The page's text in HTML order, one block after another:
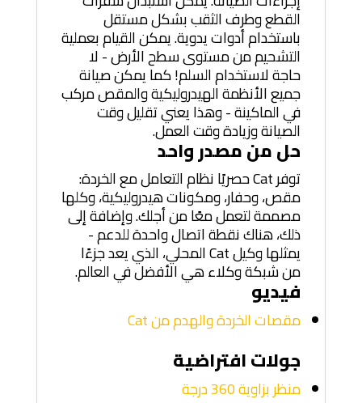
القطع وطرف الثقب بشكل مستقل
باستخدام أدوات يدوية. يمكن القيام بعملية
التشحيم من مستوى سطح الأرض - لا
حاجة لاستخدام السلم! كما يمكن صيانة
جميع الأنظمة الهيدروليكية والمقص مركب
في الماكينة - وهذا يعني تقليل وقت
الصيانة وزيادة وقت العمل.
حل من مصدر واحد
توفر Cat حصريًا نظام التعامل مع الخردة:
مقص، وحفار، ومكونات هيدروليكية، وكلها
مصممة لتعمل معًا من أجلك. وإضافة إلى
ذلك، هناك نقطة اتصال واحدة للدعم -
يمثلها وكيل Cat المحلي، الذي يعد جزءًا
من شبكة وكلاء هي الأفضل في العالم.
فيديو
مقصات الخردة والهدم من Cat
جولات افتراضية
منظر بزاوية 360 درجة